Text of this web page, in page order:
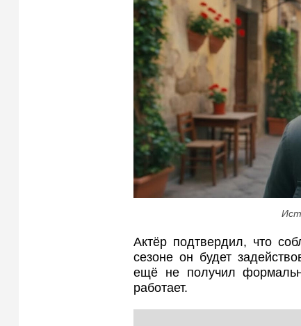
Актёр подтвердил, что
сезоне он будет
ещё не получил
работает.